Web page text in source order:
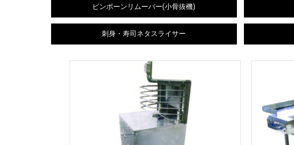
ピンボーンリムーバー(小骨抜機)
刺身・寿司ネタスライサー